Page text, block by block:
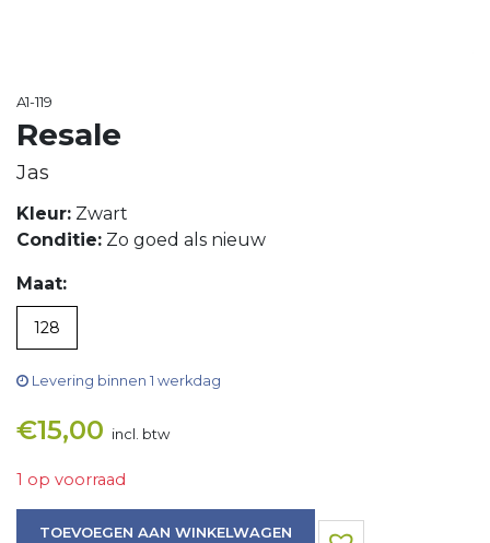
A1-119
Resale
Jas
Kleur: Zwart
Conditie: Zo goed als nieuw
Maat:
128
Levering binnen 1 werkdag
€15,00 incl. btw
1 op voorraad
TOEVOEGEN AAN WINKELWAGEN